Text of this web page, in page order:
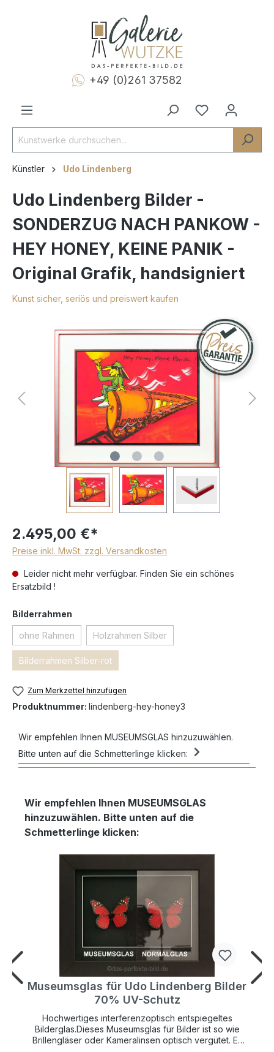
+49 (0)261 37582
Künstler Udo Lindenberg
Udo Lindenberg Bilder -
SONDERZUG NACH PANKOW -
HEY HONEY, KEINE PANIK -
Original Grafik, handsigniert
Kunst sicher, seriös und preiswert kaufen
2.495,00 €*
Preise inkl. MwSt. zzgl. Versandkosten
Leider nicht mehr verfügbar. Finden Sie ein schönes
Ersatzbild !
Bilderrahmen
ohne Rahmen Holzrahmen Silber
Bilderrahmen Silber-rot
Zum Merkzettel hinzufügen
Produktnummer: lindenberg-hey-honey3
Wir empfehlen Ihnen MUSEUMSGLAS hinzuzuwählen.
Bitte unten auf die Schmetterlinge klicken:
Wir empfehlen Ihnen MUSEUMSGLAS
hinzuzuwählen. Bitte unten auf die
Schmetterlinge klicken:
Museumsglas für Udo Lindenberg Bilder
70% UV-Schutz
Hochwertiges interferenzoptisch entspiegeltes
Bilderglas.Dieses Museumsglas für Bilder ist so wie
Brillengläser oder Kameralinsen optisch vergütet. Es